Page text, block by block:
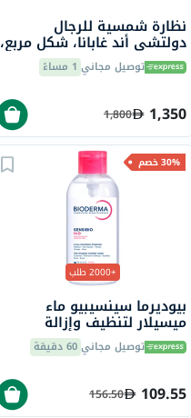
نظارة شمسية للرجال
دولتشي أند غابانا، شكل مربع،
مقاس 55 - 501/87-0DG4465توصيل مجاني 1 مساءً
1,350
1,800
30% خصم
+2000 طلب
بيوديرما سينسيبيو ماء
ميسيلار لتنظيف وإزالة
المكياج 850 ملتوصيل مجاني60 دقيقة
109.55
156.50